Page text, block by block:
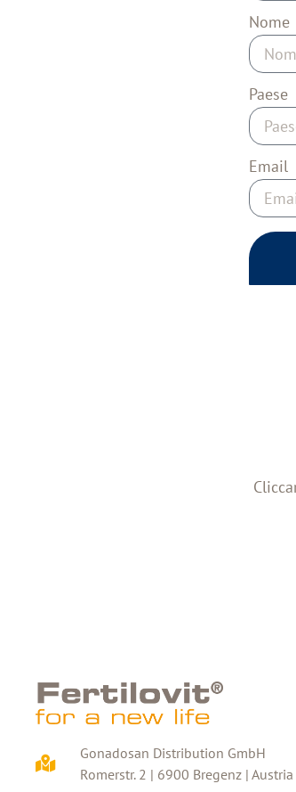
Nome
Paese
Email
Gonadosan Distribution GmbH
Romerstr. 2 | 6900 Bregenz | Austria